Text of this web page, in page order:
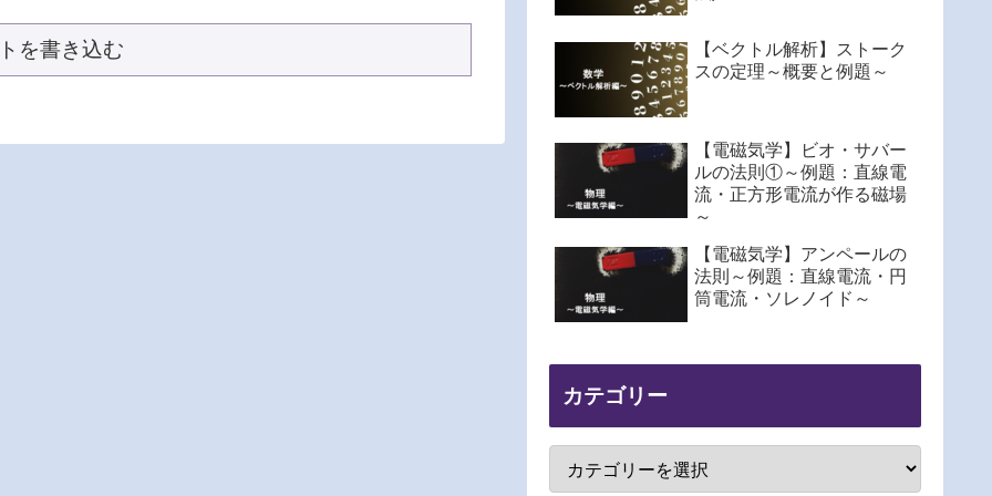
を書き込む
【ベクトル解析】ストーク
スの定理～概要と例題～
【電磁気学】ビオ・サバー
ルの法則①～例題：直線電
流・正方形電流が作る磁場
～
【電磁気学】アンペールの
法則～例題：直線電流・円
筒電流・ソレノイド～
カテゴリー